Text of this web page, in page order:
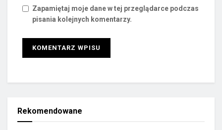
Zapamiętaj moje dane w tej przeglądarce podczas
pisania kolejnych komentarzy.
Rekomendowane